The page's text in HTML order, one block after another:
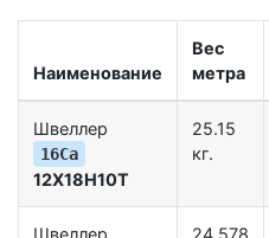
Наименование
Вес
метра
Швеллер
16Са
12Х18Н10Т
25.15
кг.
Швеллер
24.578